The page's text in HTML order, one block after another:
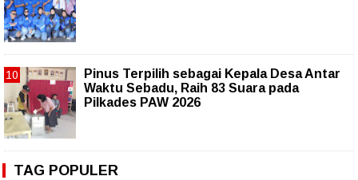
Pinus Terpilih sebagai Kepala Desa Antar
Waktu Sebadu, Raih 83 Suara pada
Pilkades PAW 2026
TAG POPULER